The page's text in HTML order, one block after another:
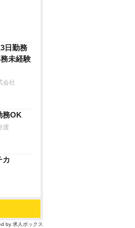
日勤務
未経験
会社
務OK
渡
カ
by 求人ボックス